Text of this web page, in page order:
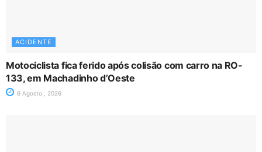
ACIDENTE
Motociclista fica ferido após colisão com carro na RO-
133, em Machadinho d’Oeste
6 Agosto , 2026